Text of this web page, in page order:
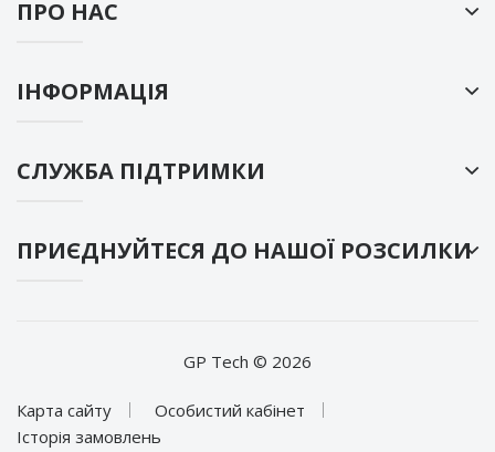
ПРО НАС
ІНФОРМАЦІЯ
СЛУЖБА ПІДТРИМКИ
ПРИЄДНУЙТЕСЯ ДО НАШОЇ РОЗСИЛКИ
GP Tech © 2026
Карта сайту
Особистий кабінет
Історія замовлень